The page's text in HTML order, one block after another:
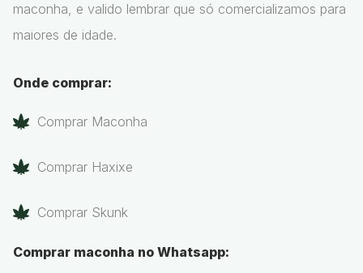
maconha, e valido lembrar que só comercializamos para
maiores de idade.
Onde comprar:
Comprar Maconha
Comprar Haxixe
Comprar Skunk
Comprar maconha no Whatsapp: